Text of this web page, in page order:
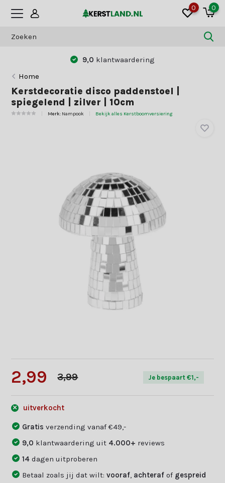
0 0
9,0 klantwaardering
Home
Kerstdecoratie disco paddenstoel |
spiegelend | zilver | 10cm
Merk: Nampook Bekijk alles Kerstboomversiering
2,99 3,99 Je bespaart €1,-
uitverkocht
Gratisverzending vanaf €49,-
9,0 klantwaardering uit 4.000+ reviews
14dagen uitproberen
Betaal zoals jij dat wilt:vooraf achteraf of gespreid